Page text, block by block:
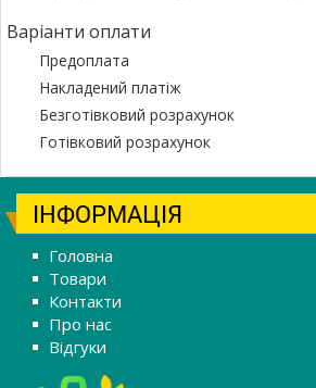
Варіанти оплати
Предоплата
Накладений платіж
Безготівковий розрахунок
Готівковий розрахунок
ІНФОРМАЦІЯ
Головна
Товари
Контакти
Про нас
Відгуки